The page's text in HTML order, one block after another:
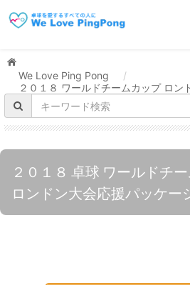
We Love Ping Pong
/
２０１８ ワールドチームカップ ロン
２０１８ 卓球 ワールドチ
ロンドン大会応援パッケ